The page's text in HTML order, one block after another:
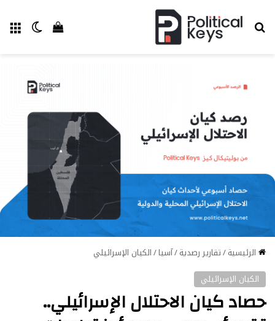
إستعراض بحث عن
الرئيسية/تقارير رصدية/آسيا/الكيان الإسرائيلي
الكيان الإسرائيلي
حصاد كيان الاحتلال الإسرائيلي..